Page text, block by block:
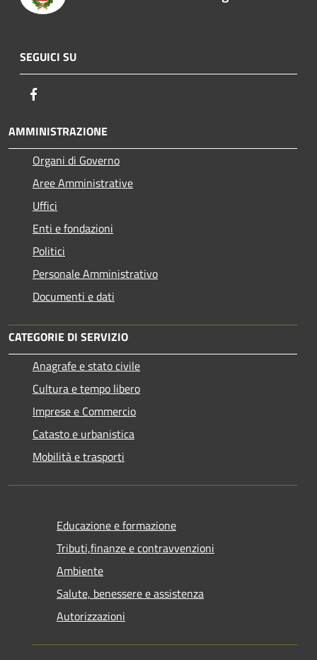
SEGUICI SU
AMMINISTRAZIONE
Organi di Governo
Aree Amministrative
Uffici
Enti e fondazioni
Politici
Personale Amministrativo
Documenti e dati
CATEGORIE DI SERVIZIO
Anagrafe e stato civile
Cultura e tempo libero
Imprese e Commercio
Catasto e urbanistica
Mobilità e trasporti
Educazione e formazione
Tributi,finanze e contravvenzioni
Ambiente
Salute, benessere e assistenza
Autorizzazioni